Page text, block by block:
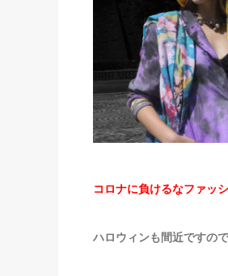
コロナに負けるなファッ
ハロウィンも間近ですの